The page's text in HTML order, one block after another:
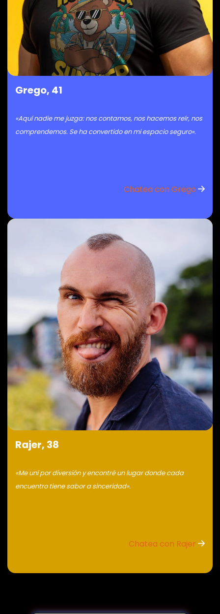
Grego, 41
«Aquí nadie me juzga: nos contamos, nos hacemos reír, nos
comprendemos. Se ha convertido en mi espacio seguro».
Chatea con Grego
Rajer, 38
«Me uní por diversión y encontré un lugar donde cada
encuentro tiene sabor a sinceridad».
Chatea con Rajer